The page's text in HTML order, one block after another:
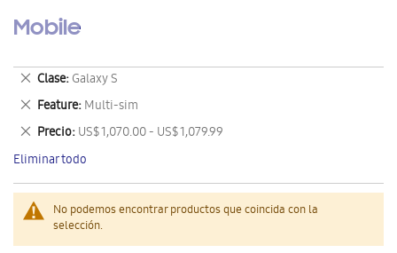
Mobile
No podemos encontrar productos que coincida con la
selección.
Clase Galaxy S
Eliminar
este
artículo
Feature Multi-sim
Eliminar
este
artículo
Precio US$ 1,070.00 - US$ 1,079.99
Eliminar
este
artículo
Eliminar todo